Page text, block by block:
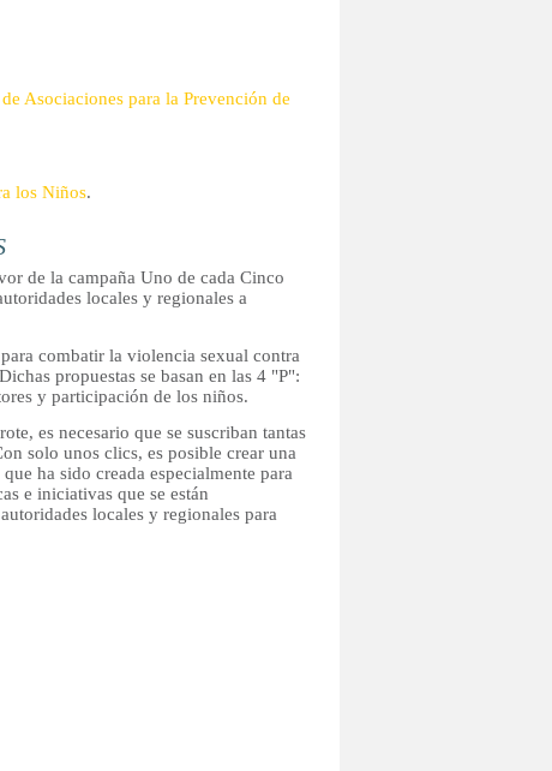
Asociaciones para la Prevención de
los Niños.
de la campaña Uno de cada Cinco
locales y regionales a
combatir la violencia sexual contra
propuestas se basan en las 4 "P":
y participación de los niños.
es necesario que se suscriban tantas
solo unos clics, es posible crear una
ha sido creada especialmente para
e iniciativas que se están
locales y regionales para